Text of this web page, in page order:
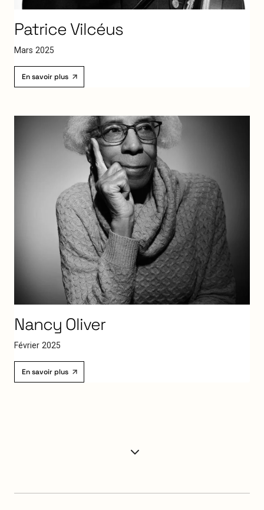
Patrice Vilcéus
Mars 2025
En savoir plus
Nancy Oliver
Février 2025
En savoir plus